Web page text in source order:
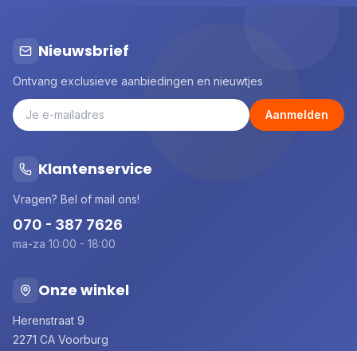
Nieuwsbrief
Ontvang exclusieve aanbiedingen en nieuwtjes
Aanmelden
Klantenservice
Vragen? Bel of mail ons!
070 - 387 7626
ma-za 10:00 - 18:00
Onze winkel
Herenstraat 9
2271 CA Voorburg